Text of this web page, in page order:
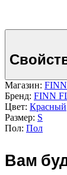
Магазин:
Бренд: FINN
Цвет: Красный
Размер: S
Пол: Пол
Вам